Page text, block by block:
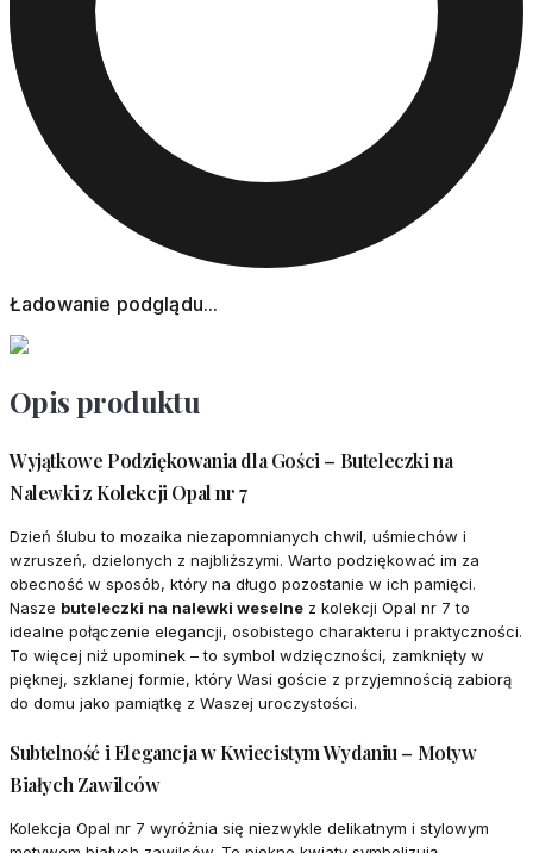
Ładowanie podglądu...
Opis produktu
Wyjątkowe Podziękowania dla Gości – Buteleczki na
Nalewki z Kolekcji Opal nr 7
Dzień ślubu to mozaika niezapomnianych chwil, uśmiechów i
wzruszeń, dzielonych z najbliższymi. Warto podziękować im za
obecność w sposób, który na długo pozostanie w ich pamięci.
Nasze buteleczki na nalewki weselne z kolekcji Opal nr 7 to
idealne połączenie elegancji, osobistego charakteru i praktyczności.
To więcej niż upominek – to symbol wdzięczności, zamknięty w
pięknej, szklanej formie, który Wasi goście z przyjemnością zabiorą
do domu jako pamiątkę z Waszej uroczystości.
Subtelność i Elegancja w Kwiecistym Wydaniu – Motyw
Białych Zawilców
Kolekcja Opal nr 7 wyróżnia się niezwykle delikatnym i stylowym